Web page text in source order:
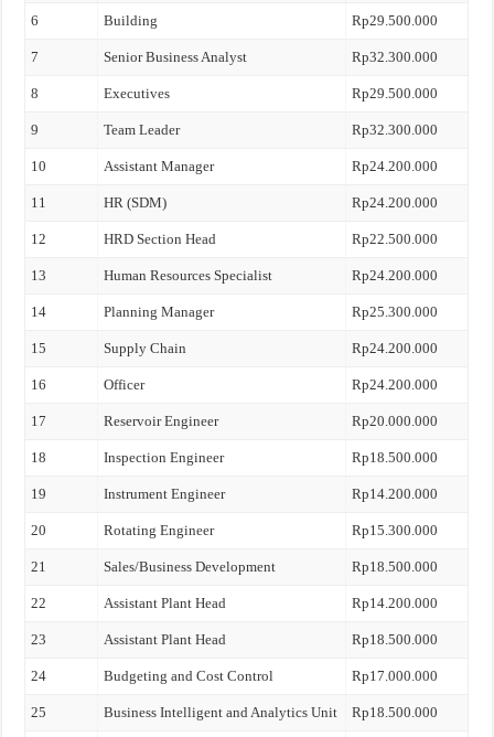
6 Building Rp29.500.000
7 Senior Business Analyst Rp32.300.000
8 Executives Rp29.500.000
9 Team Leader Rp32.300.000
10 Assistant Manager Rp24.200.000
11 HR (SDM) Rp24.200.000
12 HRD Section Head Rp22.500.000
13 Human Resources Specialist Rp24.200.000
14 Planning Manager Rp25.300.000
15 Supply Chain Rp24.200.000
16 Officer Rp24.200.000
17 Reservoir Engineer Rp20.000.000
18 Inspection Engineer Rp18.500.000
19 Instrument Engineer Rp14.200.000
20 Rotating Engineer Rp15.300.000
21 Sales/Business Development Rp18.500.000
22 Assistant Plant Head Rp14.200.000
23 Assistant Plant Head Rp18.500.000
24 Budgeting and Cost Control Rp17.000.000
25 Business Intelligent and Analytics Unit Rp18.500.000